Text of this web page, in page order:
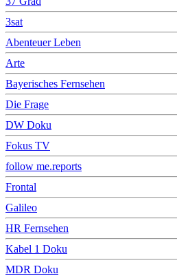
3sat
Abenteuer Leben
Arte
Bayerisches Fernsehen
Die Frage
DW Doku
Fokus TV
follow me.reports
Frontal
Galileo
HR Fernsehen
Kabel 1 Doku
MDR Doku